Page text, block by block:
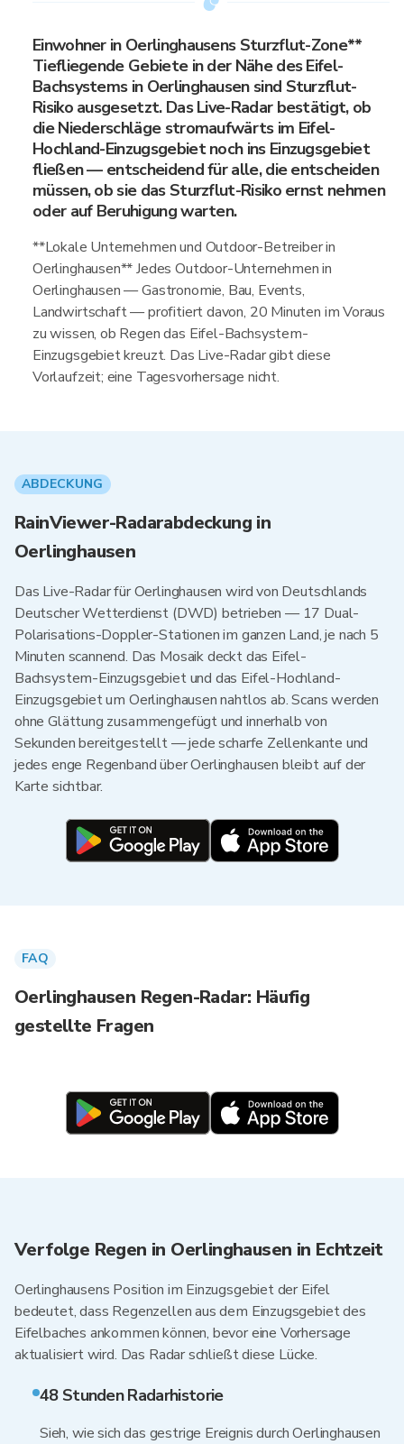
Einwohner in Oerlinghausens Sturzflut-Zone**
Tiefliegende Gebiete in der Nähe des Eifel-
Bachsystems in Oerlinghausen sind Sturzflut-
Risiko ausgesetzt. Das Live-Radar bestätigt, ob
die Niederschläge stromaufwärts im Eifel-
Hochland-Einzugsgebiet noch ins Einzugsgebiet
fließen — entscheidend für alle, die entscheiden
müssen, ob sie das Sturzflut-Risiko ernst nehmen
oder auf Beruhigung warten.
**Lokale Unternehmen und Outdoor-Betreiber in
Oerlinghausen** Jedes Outdoor-Unternehmen in
Oerlinghausen — Gastronomie, Bau, Events,
Landwirtschaft — profitiert davon, 20 Minuten im Voraus
zu wissen, ob Regen das Eifel-Bachsystem-
Einzugsgebiet kreuzt. Das Live-Radar gibt diese
Vorlaufzeit; eine Tagesvorhersage nicht.
ABDECKUNG
RainViewer-Radarabdeckung in
Oerlinghausen
Das Live-Radar für Oerlinghausen wird von Deutschlands
Deutscher Wetterdienst (DWD) betrieben — 17 Dual-
Polarisations-Doppler-Stationen im ganzen Land, je nach 5
Minuten scannend. Das Mosaik deckt das Eifel-
Bachsystem-Einzugsgebiet und das Eifel-Hochland-
Einzugsgebiet um Oerlinghausen nahtlos ab. Scans werden
ohne Glättung zusammengefügt und innerhalb von
Sekunden bereitgestellt — jede scharfe Zellenkante und
jedes enge Regenband über Oerlinghausen bleibt auf der
Karte sichtbar.
FAQ
Oerlinghausen Regen-Radar: Häufig
gestellte Fragen
Verfolge Regen in Oerlinghausen in Echtzeit
Oerlinghausens Position im Einzugsgebiet der Eifel
bedeutet, dass Regenzellen aus dem Einzugsgebiet des
Eifelbaches ankommen können, bevor eine Vorhersage
aktualisiert wird. Das Radar schließt diese Lücke.
48 Stunden Radarhistorie
Sieh, wie sich das gestrige Ereignis durch Oerlinghausen